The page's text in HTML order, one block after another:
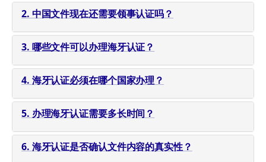
2. 中国文件现在还需要领事认证吗？
3. 哪些文件可以办理海牙认证？
4. 海牙认证必须在哪个国家办理？
5. 办理海牙认证需要多长时间？
6. 海牙认证是否确认文件内容的真实性？